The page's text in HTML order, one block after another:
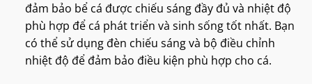
đảm bảo bể cá được chiếu sáng đầy đủ và nhiệt độ
phù hợp để cá phát triển và sinh sống tốt nhất. Bạn
có thể sử dụng đèn chiếu sáng và bộ điều chỉnh
nhiệt độ để đảm bảo điều kiện phù hợp cho cá.